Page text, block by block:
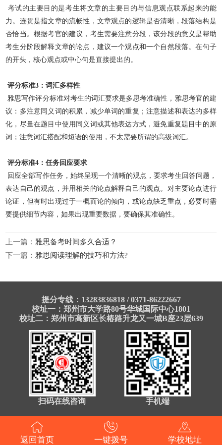
考试的主要目的是考生将文章的主要目的与信息观点联系起来的能
力。连贯是指文章的流畅性，文章观点的逻辑是否清晰，段落结构是
否恰当。根据考官的建议，考生需要注意分段，该分段的意义是帮助
考生分阶段解释文章的论点，建议一个观点和一个自然段落。在句子
的开头，核心观点或中心句是直接提出的。
评分标准3：词汇多样性
雅思写作评分标准对考生的词汇要求是多思考准确性，雅思考官的建
议：多注意同义词的积累，减少单词的重复；注意描述和表达的多样
化，尽量在题目中使用同义词或其他表达方式，避免重复题目中的原
词；注意词汇搭配和短语的使用，不太需要所谓的高级词汇。
评分标准4：任务回应要求
回应全部写作任务，始终呈现一个清晰的观点，要求考生回答问题，
表达自己的观点，并用相关的论点解释自己的观点。对主要论点进行
论证，但有时出现过于一概而论的倾向，或论点缺乏重点，必要时需
要提供细节内容，如果出现重要数据，要确保其准确性。
上一篇： 雅思备考时间多久合适？
下一篇： 雅思阅读理解的技巧和方法?
提分专线：13283836818 / 0371-86222667
校址一：郑州市大学路80号华城国际中心1801
校址二：郑州市高新区长椿路升龙又一城B座23层639
扫码在线咨询 手机端
返回首页 一键拨号 学校地址